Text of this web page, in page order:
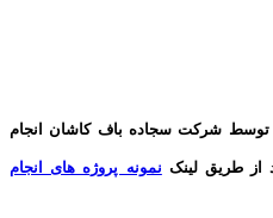
توسط شرکت سجاده باف کاشان انجام
از طریق لینک نمونه پروژه های انجام